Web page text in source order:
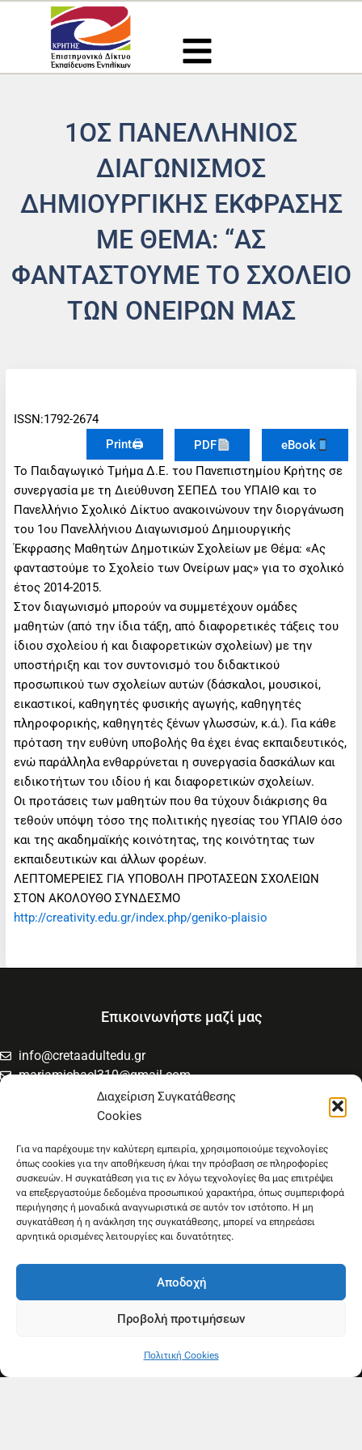
Διαχείριση Συγκατάθεσης
Cookies
Για να παρέχουμε την καλύτερη εμπειρία, χρησιμοποιούμε τεχνολογίες
όπως cookies για την αποθήκευση ή/και την πρόσβαση σε πληροφορίες
συσκευών. Η συγκατάθεση για τις εν λόγω τεχνολογίες θα μας επιτρέψει
να επεξεργαστούμε δεδομένα προσωπικού χαρακτήρα, όπως συμπεριφορά
περιήγησης ή μοναδικά αναγνωριστικά σε αυτόν τον ιστότοπο. Η μη
συγκατάθεση ή η ανάκληση της συγκατάθεσης, μπορεί να επηρεάσει
αρνητικά ορισμένες λειτουργίες και δυνατότητες.
Αποδοχή
Προβολή προτιμήσεων
Πολιτική Cookies
Μετάβαση
περιεχόμενο
1ΟΣ ΠΑΝΕΛΛΗΝΙΟΣ
ΔΙΑΓΩΝΙΣΜΟΣ
ΔΗΜΙΟΥΡΓΙΚΗΣ ΈΚΦΡΑΣΗΣ
ΜΕ ΘΕΜΑ: “ΑΣ
ΦΑΝΤΑΣΤΟΥΜΕ ΤΟ ΣΧΟΛΕΙΟ
ΤΩΝ ΟΝΕΙΡΩΝ ΜΑΣ
ISSN:1792-2674
Print🖨
PDF
eBook
Το Παιδαγωγικό Τμήμα Δ.Ε. του Πανεπιστημίου Κρήτης σε
συνεργασία με τη Διεύθυνση ΣΕΠΕΔ του ΥΠΑΙΘ και το
Πανελλήνιο Σχολικό Δίκτυο ανακοινώνουν την διοργάνωση
του 1ου Πανελλήνιου Διαγωνισμού Δημιουργικής
Έκφρασης Μαθητών Δημοτικών Σχολείων με Θέμα: «Ας
φανταστούμε το Σχολείο των Ονείρων μας» για το σχολικό
έτος 2014-2015.
Στον διαγωνισμό μπορούν να συμμετέχουν ομάδες
μαθητών (από την ίδια τάξη, από διαφορετικές τάξεις του
ίδιου σχολείου ή και διαφορετικών σχολείων) με την
υποστήριξη και τον συντονισμό του διδακτικού
προσωπικού των σχολείων αυτών (δάσκαλοι, μουσικοί,
εικαστικοί, καθηγητές φυσικής αγωγής, καθηγητές
πληροφορικής, καθηγητές ξένων γλωσσών, κ.ά.). Για κάθε
πρόταση την ευθύνη υποβολής θα έχει ένας εκπαιδευτικός,
ενώ παράλληλα ενθαρρύνεται η συνεργασία δασκάλων και
ειδικοτήτων του ιδίου ή και διαφορετικών σχολείων.
Οι προτάσεις των μαθητών που θα τύχουν διάκρισης θα
τεθούν υπόψη τόσο της πολιτικής ηγεσίας του ΥΠΑΙΘ όσο
και της ακαδημαϊκής κοινότητας, της κοινότητας των
εκπαιδευτικών και άλλων φορέων.
ΛΕΠΤΟΜΕΡΕΙΕΣ ΓΙΑ ΥΠΟΒΟΛΗ ΠΡΟΤΑΣΕΩΝ ΣΧΟΛΕΙΩΝ
ΣΤΟΝ ΑΚΟΛΟΥΘΟ ΣΥΝΔΕΣΜΟ
http://creativity.edu.gr/index.php/geniko-plaisio
Επικοινωνήστε μαζί μας
info@cretaadultedu.gr
mariamichael310@gmail.com